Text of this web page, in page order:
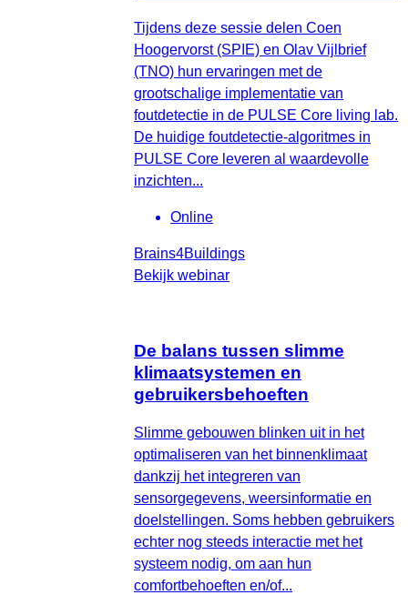
Tijdens deze sessie delen Coen
Hoogervorst (SPIE) en Olav Vijlbrief
(TNO) hun ervaringen met de
grootschalige implementatie van
foutdetectie in de PULSE Core living lab.
De huidige foutdetectie-algoritmes in
PULSE Core leveren al waardevolle
inzichten...
Online
Brains4Buildings
Bekijk webinar
De balans tussen slimme
klimaatsystemen en
gebruikersbehoeften
Slimme gebouwen blinken uit in het
optimaliseren van het binnenklimaat
dankzij het integreren van
sensorgegevens, weersinformatie en
doelstellingen. Soms hebben gebruikers
echter nog steeds interactie met het
systeem nodig, om aan hun
comfortbehoeften en/of...